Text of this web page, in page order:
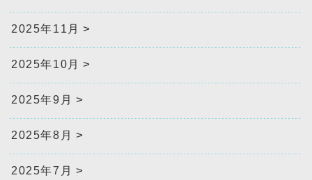
2025年11月
2025年10月
2025年9月
2025年8月
2025年7月